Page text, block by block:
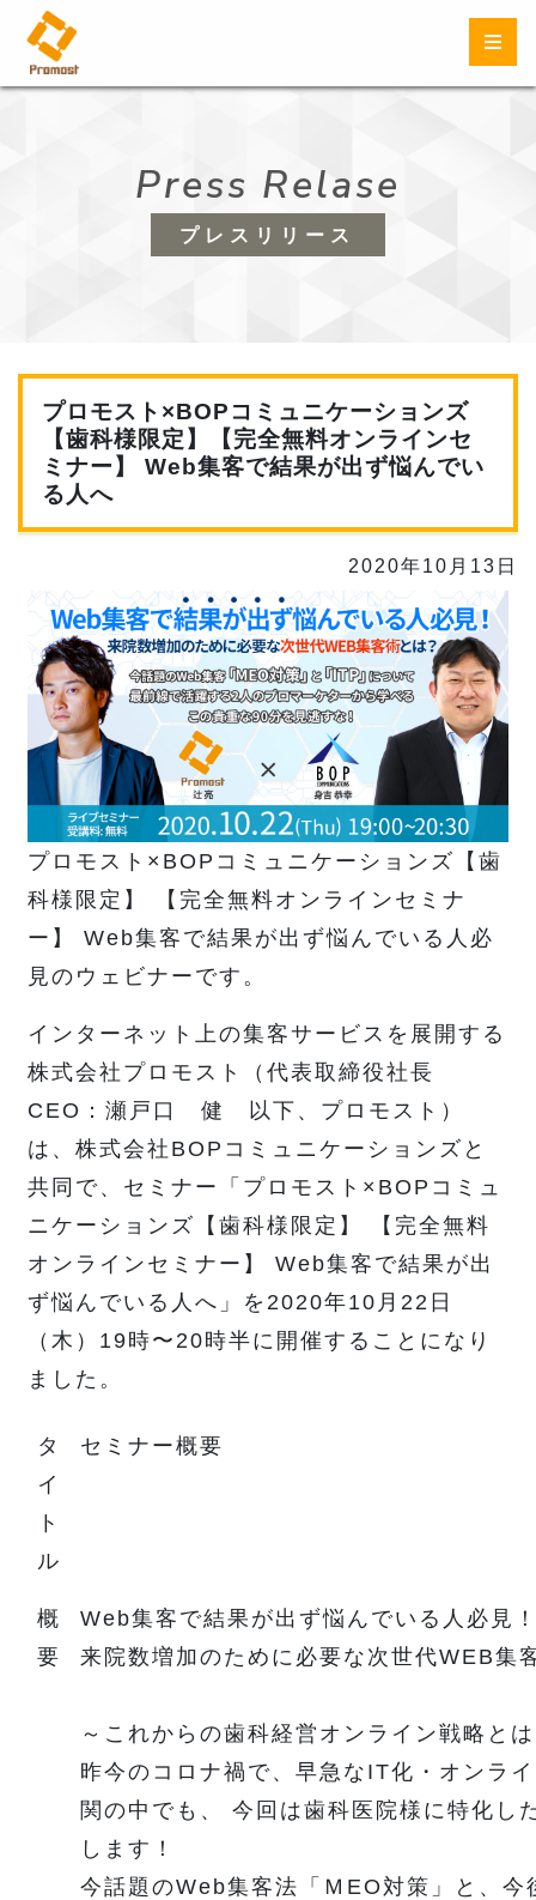
Press Relase
プレスリリース
プロモスト×BOPコミュニケーションズ
【歯科様限定】【完全無料オンラインセ
ミナー】 Web集客で結果が出ず悩んでい
る人へ
2020年10月13日
プロモスト×BOPコミュニケーションズ【歯
科様限定】 【完全無料オンラインセミナ
ー】 Web集客で結果が出ず悩んでいる人必
見のウェビナーです。
インターネット上の集客サービスを展開する
株式会社プロモスト（代表取締役社長
CEO：瀬戸口 健 以下、プロモスト）
は、株式会社BOPコミュニケーションズと
共同で、セミナー「プロモスト×BOPコミュ
ニケーションズ【歯科様限定】 【完全無料
オンラインセミナー】 Web集客で結果が出
ず悩んでいる人へ」を2020年10月22日
（木）19時〜20時半に開催することになり
ました。
タ
イ
ト
ル
セミナー概要
概
要
Web集客で結果が出ず悩んでいる人必見
来院数増加のために必要な次世代WEB集
～これからの歯科経営オンライン戦略と
昨今のコロナ禍で、早急なIT化・オンラ
関の中でも、 今回は歯科医院様に特化し
します！
今話題のWeb集客法「ＭEO対策」と、